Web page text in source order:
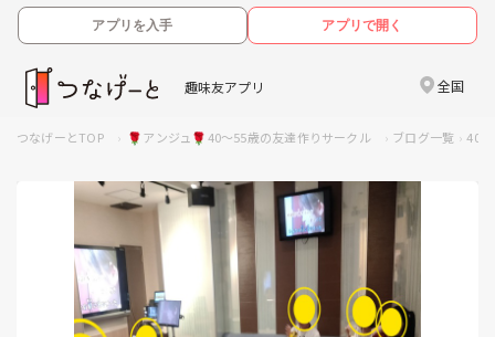
アプリを入手 アプリで開く
趣味友アプリ 全国
つなげーとTOP 🌹アンジュ🌹40～55歳の友達作りサークル ブログ一覧 40